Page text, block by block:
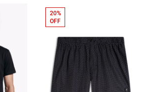
20%
OFF